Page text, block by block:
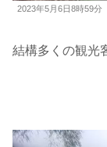
2023年5月6日8時59
結構多くの観光